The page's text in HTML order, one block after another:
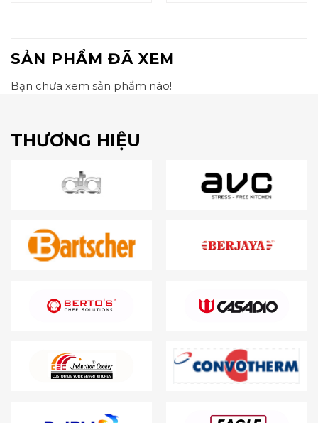
SẢN PHẨM ĐÃ XEM
Bạn chưa xem sản phẩm nào!
THƯƠNG HIỆU